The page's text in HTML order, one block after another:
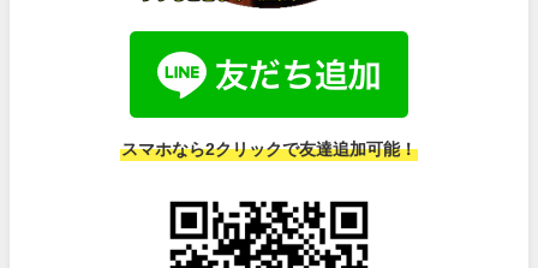
スマホなら2クリックで友達追加可能！